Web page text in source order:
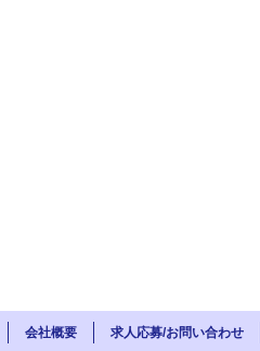
会社概要 求人応募/お問い合わせ